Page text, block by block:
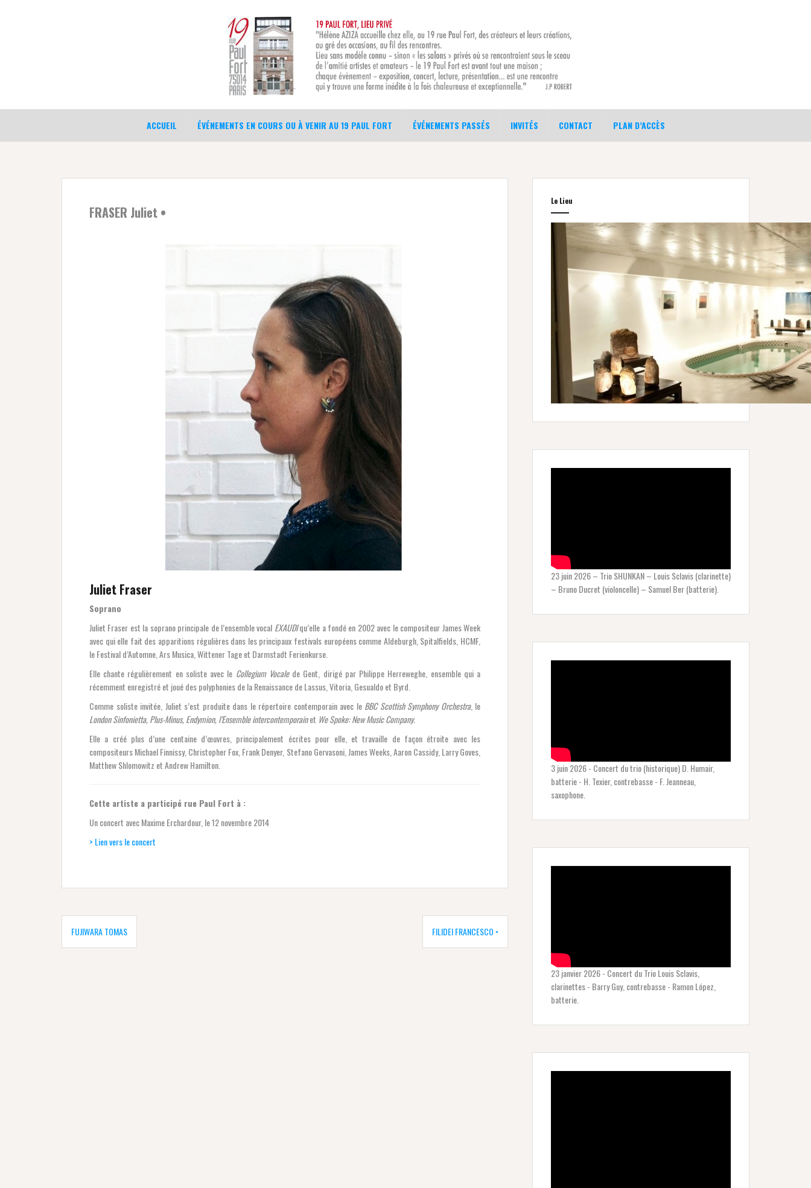
ACCUEIL ÉVÉNEMENTS EN COURS OU À VENIR AU 19 PAUL FORT ÉVÉNEMENTS PASSÉS INVITÉS CONTACT PLAN D’ACCÈS
FRASER Juliet •
Juliet Fraser
Soprano
Juliet Fraser est la soprano principale de l’ensemble vocal EXAUDIqu’elle a fondé en 2002 avec le compositeur James Week
avec qui elle fait des apparitions régulières dans les principaux festivals européens comme Aldeburgh, Spitalfields, HCMF,
le Festival d’Automne, Ars Musica, Wittener Tage et Darmstadt Ferienkurse.
Elle chante régulièrement en soliste avec le Collegium Vocalede Gent, dirigé par Philippe Herreweghe, ensemble qui a
récemment enregistré et joué des polyphonies de la Renaissance de Lassus, Vitoria, Gesualdo et Byrd.
Comme soliste invitée, Juliet s’est produite dans le répertoire contemporain avec le BBC Scottish Symphony Orchestra, le
London Sinfonietta, Plus-Minus, Endymion, l’Ensemble intercontemporainet We Spoke: New Music Company.
Elle a créé plus d’une centaine d’œuvres, principalement écrites pour elle, et travaille de façon étroite avec les
compositeurs Michael Finnissy, Christopher Fox, Frank Denyer, Stefano Gervasoni, James Weeks, Aaron Cassidy, Larry Goves,
Matthew Shlomowitz et Andrew Hamilton.
Cette artiste a participé rue Paul Fort à :
Un concert avec Maxime Erchardour, le 12 novembre 2014
> Lien vers le concert
Navigation
l’article
FUJIWARA TOMAS FILIDEI FRANCESCO •
Le Lieu
23 juin 2026 – Trio SHUNKAN – Louis Sclavis (clarinette)
– Bruno Ducret (violoncelle) – Samuel Ber (batterie).
3 juin 2026 - Concert du trio (historique) D. Humair,
batterie - H. Texier, contrebasse - F. Jeanneau,
saxophone.
23 janvier 2026 - Concert du Trio Louis Sclavis,
clarinettes - Barry Guy, contrebasse - Ramon López,
batterie.